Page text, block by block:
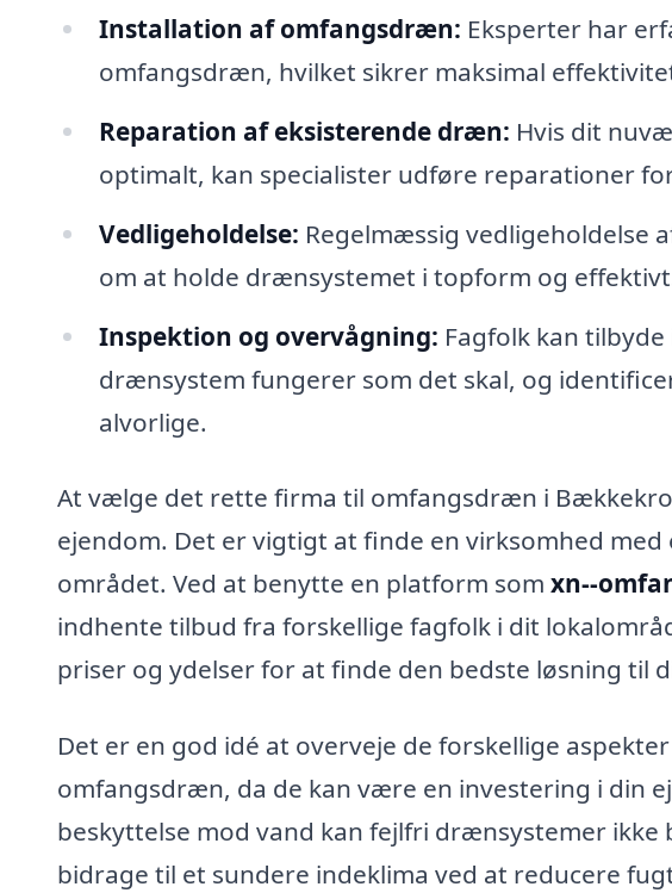
Installation af omfangsdræn: Eksperter har
omfangsdræn, hvilket sikrer maksimal
Reparation af eksisterende dræn: Hvis dit
optimalt, kan specialister udføre reparationer
Vedligeholdelse: Regelmæssig vedligeholdelse
om at holde drænsystemet i topform og
Inspektion og overvågning: Fagfolk kan
drænsystem fungerer som det skal, og
alvorlige.
At vælge det rette firma til omfangsdræn i
ejendom. Det er vigtigt at finde en virksomhed
området. Ved at benytte en platform som xn--
indhente tilbud fra forskellige fagfolk i dit
priser og ydelser for at finde den bedste løsning til
Det er en god idé at overveje de forskellige
omfangsdræn, da de kan være en investering i din
beskyttelse mod vand kan fejlfri drænsystemer
bidrage til et sundere indeklima ved at reducere